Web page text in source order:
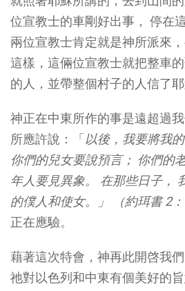
位宣教士的車剛好出事， 停在
兩位宣教士肯定就是神所派來
這樣，這倆位宣教士就把整車
的人，並帶整個村子的人信了耶
神正在中東所作的事是遠超過
所應許說：「 以後，我要將我
你們的兒女要說預言； 你們的
年人要見異象。 在那些日子，
的僕人和使女。」 （約珥書 2：
正在應驗。
藉著這次特會，神再此開啓我
祂對以色列和中東有個美好的